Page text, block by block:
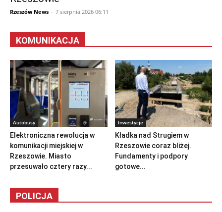
Rzeszów News - 7 sierpnia 2026 06:11
KOMUNIKACJA
Autobusy
Elektroniczna rewolucja w
komunikacji miejskiej w
Rzeszowie. Miasto
przesuwało cztery razy...
Inwestycje
Kładka nad Strugiem w
Rzeszowie coraz bliżej.
Fundamenty i podpory
gotowe...
POLICJA